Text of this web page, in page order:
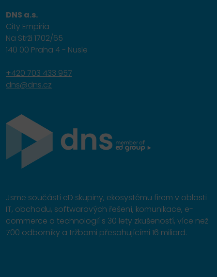
DNS a.s.
City Empiria
Na Strži 1702/65
140 00 Praha 4 - Nusle
+420 703 433 957
dns@dns.cz
Jsme součástí eD skupiny, ekosystému firem v oblasti
IT, obchodu, softwarových řešení, komunikace, e-
commerce a technologií s 30 lety zkušeností, více než
700 odborníky a tržbami přesahujícími 16 miliard.